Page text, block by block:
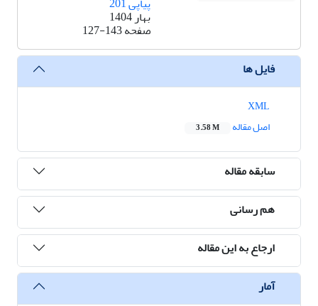
بهار 1404
صفحه127-143
فایل ها
اصل مقاله
3.58 M
سابقه مقاله
هم رسانی
ارجاع به این مقاله
آمار